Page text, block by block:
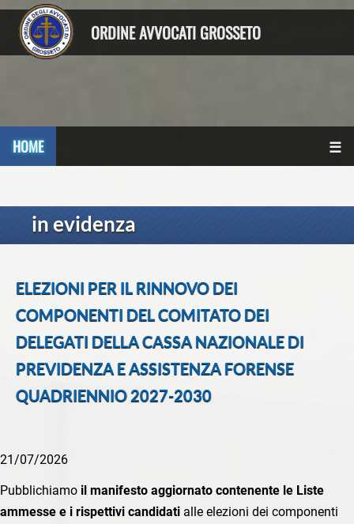
ORDINE AVVOCATI GROSSETO
HOME ☰
in evidenza
ELEZIONI PER IL RINNOVO DEI
COMPONENTI DEL COMITATO DEI
DELEGATI DELLA CASSA NAZIONALE DI
PREVIDENZA E ASSISTENZA FORENSE
QUADRIENNIO 2027-2030
21/07/2026
Pubblichiamo il manifesto aggiornato contenente le Liste
ammesse e i rispettivi candidati alle elezioni dei componenti